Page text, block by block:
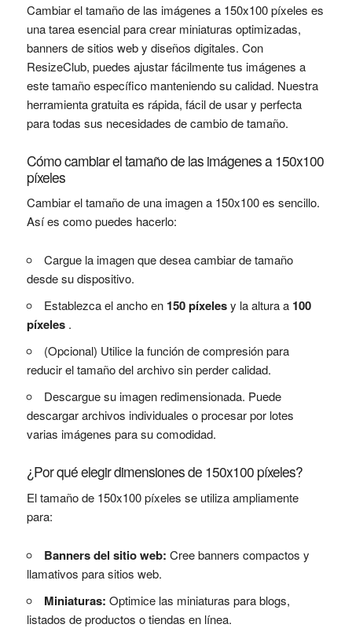
Cambiar el tamaño de las imágenes a 150x100 píxeles es
una tarea esencial para crear miniaturas optimizadas,
banners de sitios web y diseños digitales. Con
ResizeClub, puedes ajustar fácilmente tus imágenes a
este tamaño específico manteniendo su calidad. Nuestra
herramienta gratuita es rápida, fácil de usar y perfecta
para todas sus necesidades de cambio de tamaño.
Cómo cambiar el tamaño de las imágenes a 150x100
píxeles
Cambiar el tamaño de una imagen a 150x100 es sencillo.
Así es como puedes hacerlo:
Cargue la imagen que desea cambiar de tamaño
desde su dispositivo.
Establezca el ancho en 150 píxelesy la altura a 100
píxeles .
(Opcional) Utilice la función de compresión para
reducir el tamaño del archivo sin perder calidad.
Descargue su imagen redimensionada. Puede
descargar archivos individuales o procesar por lotes
varias imágenes para su comodidad.
¿Por qué elegir dimensiones de 150x100 píxeles?
El tamaño de 150x100 píxeles se utiliza ampliamente
para:
Banners del sitio web: Cree banners compactos y
llamativos para sitios web.
Miniaturas: Optimice las miniaturas para blogs,
listados de productos o tiendas en línea.